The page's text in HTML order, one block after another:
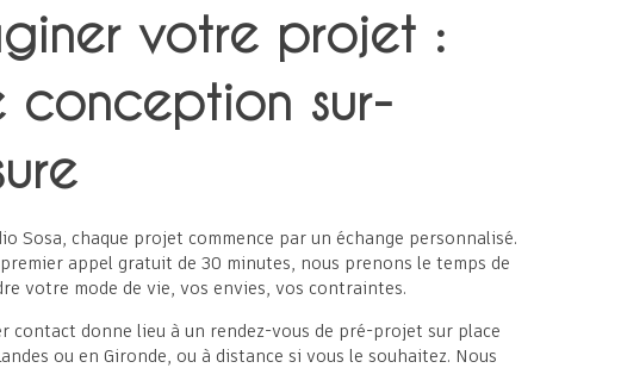
votre projet :
conception sur-
Sosa, chaque projet commence par un échange personnalisé.
premier appel gratuit de 30 minutes, nous prenons le temps de
votre mode de vie, vos envies, vos contraintes.
contact donne lieu à un rendez-vous de pré-projet sur place
ou en Gironde, ou à distance si vous le souhaitez. Nous